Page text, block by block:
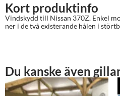
Kort produktinfo
Vindskydd till Nissan 370Z. Enkel
ner i de två existerande hålen i
Du kanske även